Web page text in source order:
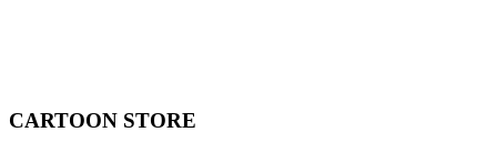
CARTOON STORE